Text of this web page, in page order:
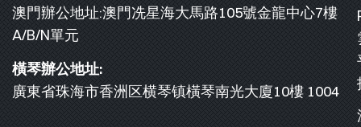
澳門辦公地址:澳門冼星海大馬路105號金龍中心7樓
A/B/N單元
橫琴辦公地址:
廣東省珠海市香洲区横琴镇橫琴南光大廈10樓 1004